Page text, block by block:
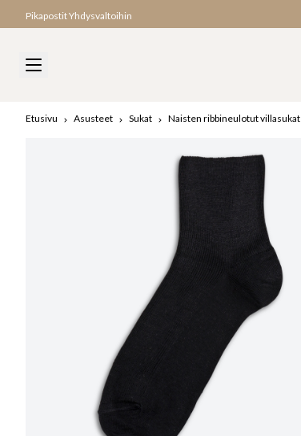
Pikapostit Yhdysvaltoihin
Etusivu Asusteet Sukat Naisten ribbineulotut villasukat